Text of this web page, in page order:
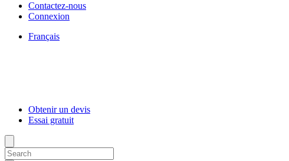
Contactez-nous
Connexion
Français
Obtenir un devis
Essai gratuit